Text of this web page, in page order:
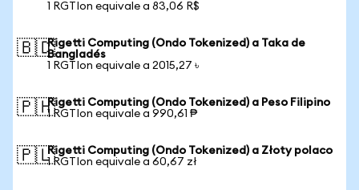
1 RGTIon equivale a 83,06 R$
🇧🇩Rigetti Computing (Ondo Tokenized) a Taka de
Bangladés
1 RGTIon equivale a 2015,27 ৳
🇵🇭Rigetti Computing (Ondo Tokenized) a Peso Filipino
1 RGTIon equivale a 990,61 ₱
🇵🇱Rigetti Computing (Ondo Tokenized) a Złoty polaco
1 RGTIon equivale a 60,67 zł